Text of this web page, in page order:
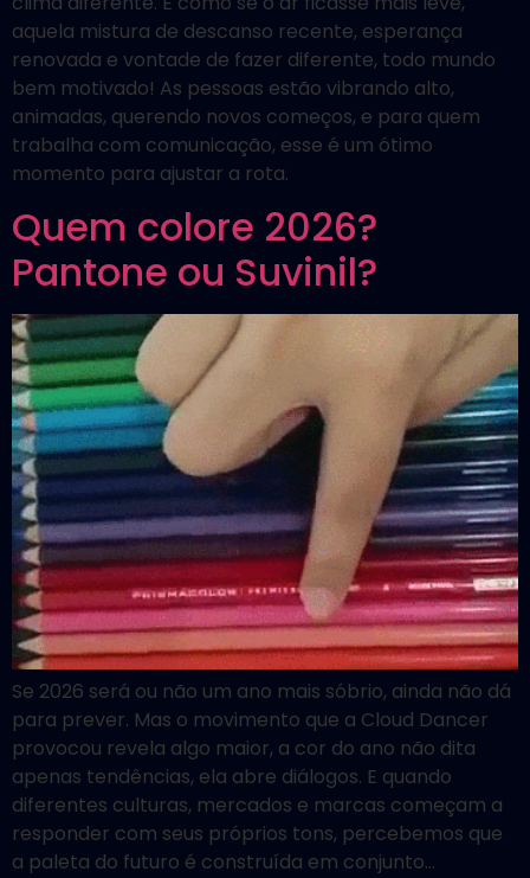
aquela mistura de descanso recente, esperança
renovada e vontade de fazer diferente, todo mundo
bem motivado! As pessoas estão vibrando alto,
animadas, querendo novos começos, e para quem
trabalha com comunicação, esse é um ótimo
momento para ajustar a rota.
Quem colore 2026?
Pantone ou Suvinil?
Se 2026 será ou não um ano mais sóbrio, ainda não dá
para prever. Mas o movimento que a Cloud Dancer
provocou revela algo maior, a cor do ano não dita
apenas tendências, ela abre diálogos. E quando
diferentes culturas, mercados e marcas começam a
responder com seus próprios tons, percebemos que
a paleta do futuro é construída em conjunto…